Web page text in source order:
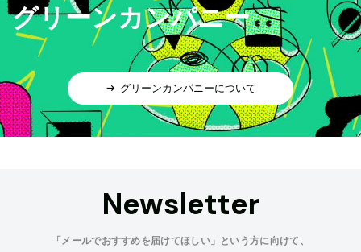
グリーンカンパニー
グリーンカンパニーについて
Newsletter
「メールでおすすめを届けてほしい」という方に向けて、